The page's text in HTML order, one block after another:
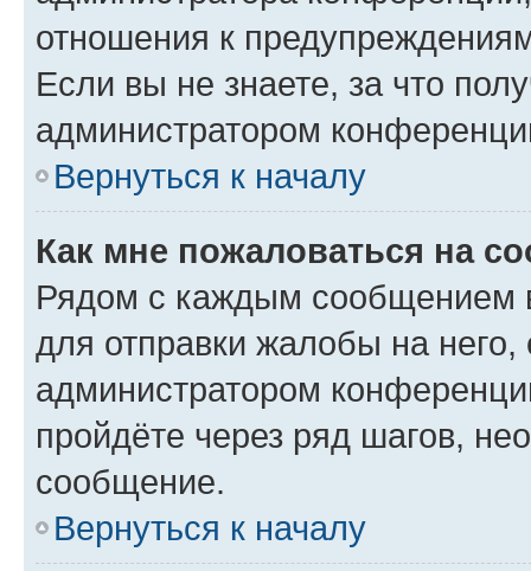
отношения к
Если вы не знаете, за что
администратором
Вернуться к началу
Как мне пожаловаться на
Рядом с каждым сообщением
для отправки жалобы на
администратором
пройдёте через ряд шагов,
сообщение.
Вернуться к началу